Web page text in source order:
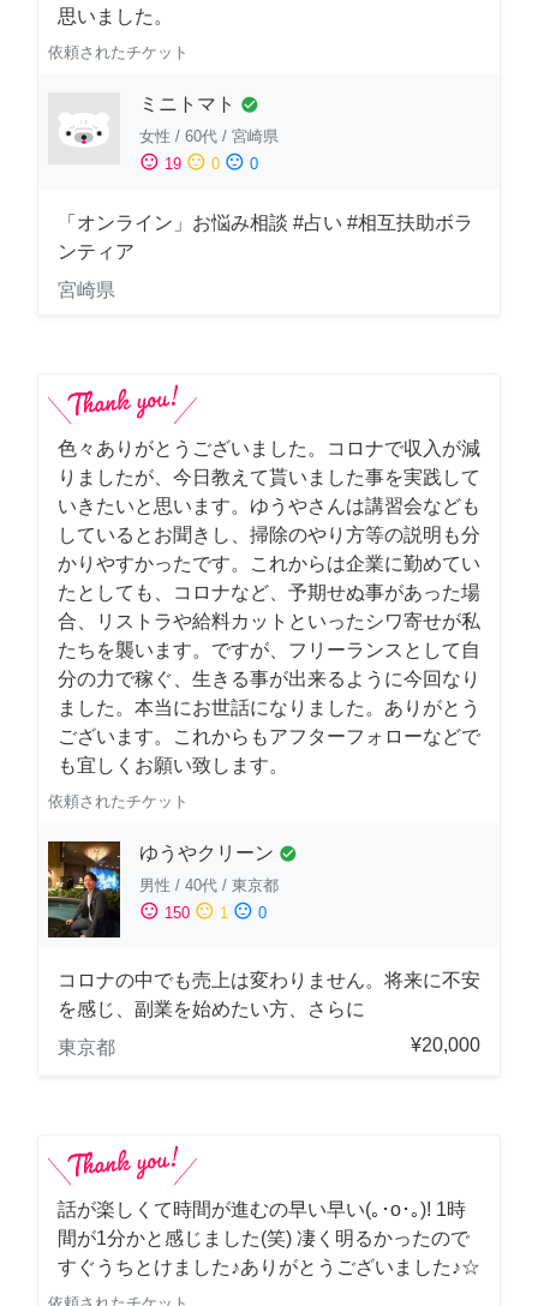
思いました。
依頼されたチケット
ミニトマト check_circle
女性 / 60代 / 宮崎県
sentiment_satisfied 19 sentiment_neutral 0 sentiment_dissatisfied 0
「オンライン」お悩み相談 #占い #相互扶助ボラ
ンティア
宮崎県
色々ありがとうございました。コロナで収入が減
りましたが、今日教えて貰いました事を実践して
いきたいと思います。ゆうやさんは講習会なども
しているとお聞きし、掃除のやり方等の説明も分
かりやすかったです。これからは企業に勤めてい
たとしても、コロナなど、予期せぬ事があった場
合、リストラや給料カットといったシワ寄せが私
たちを襲います。ですが、フリーランスとして自
分の力で稼ぐ、生きる事が出来るように今回なり
ました。本当にお世話になりました。ありがとう
ございます。これからもアフターフォローなどで
も宜しくお願い致します。
依頼されたチケット
ゆうやクリーン check_circle
男性 / 40代 / 東京都
sentiment_satisfied 150 sentiment_neutral 1 sentiment_dissatisfied 0
コロナの中でも売上は変わりません。将来に不安
を感じ、副業を始めたい方、さらに
東京都
¥20,000
話が楽しくて時間が進むの早い早い(｡･о･｡)! 1時
間が1分かと感じました(笑) 凄く明るかったので
すぐうちとけました♪ありがとうございました♪☆